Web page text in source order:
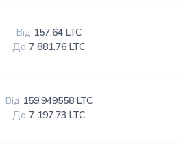
Від 157.64 LTC
До 7 881.76 LTC
Від 159.949558 LTC
До 7 197.73 LTC